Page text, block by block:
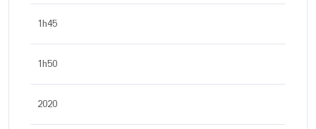
1h45
1h50
2020